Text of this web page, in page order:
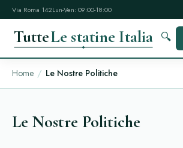
Via Roma 142Lun-Ven: 09:00-18:00
TutteLe statine Italia 🔍
Home Le Nostre Politiche
Le Nostre Politiche